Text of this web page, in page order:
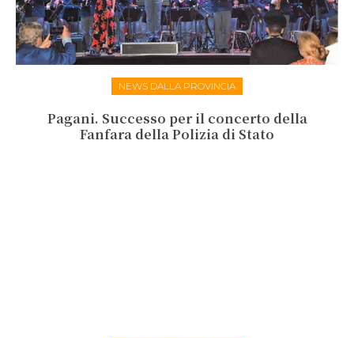
NEWS DALLA PROVINCIA
Pagani. Successo per il concerto della
Fanfara della Polizia di Stato